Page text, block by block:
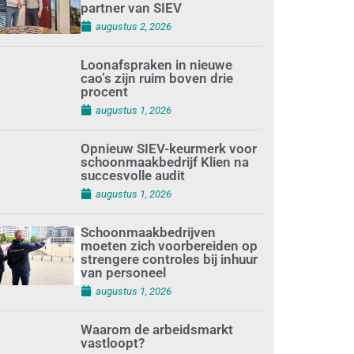
partner van SIEV
augustus 2, 2026
Loonafspraken in nieuwe
cao’s zijn ruim boven drie
procent
augustus 1, 2026
Opnieuw SIEV-keurmerk voor
schoonmaakbedrijf Klien na
succesvolle audit
augustus 1, 2026
strengere controles bij inhuur
van personeel